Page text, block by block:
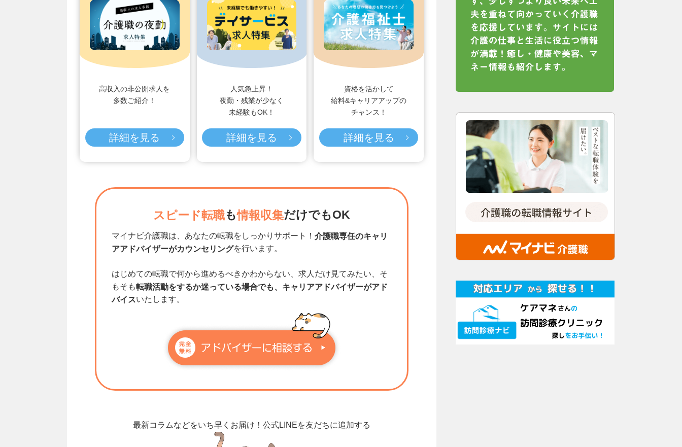
高収入の非公開求人を
多数ご紹介！
詳細を見る
人気急上昇！
夜勤・残業が少なく
未経験もOK！
詳細を見る
資格を活かして
給料&キャリアアップの
チャンス！
詳細を見る
スピード転職も情報収集だけでもOK
マイナビ介護職は、あなたの転職をしっかりサポート！ 介護職専任のキャリ
アアドバイザーがカウンセリングを行います。
はじめての転職で何から進めるべきかわからない、求人だけ見てみたい、そ
もそも転職活動をするか迷っている場合でも、キャリアアドバイザーがアド
バイスいたします。
最新コラムなどをいち早くお届け！ 公式LINEを友だちに追加する